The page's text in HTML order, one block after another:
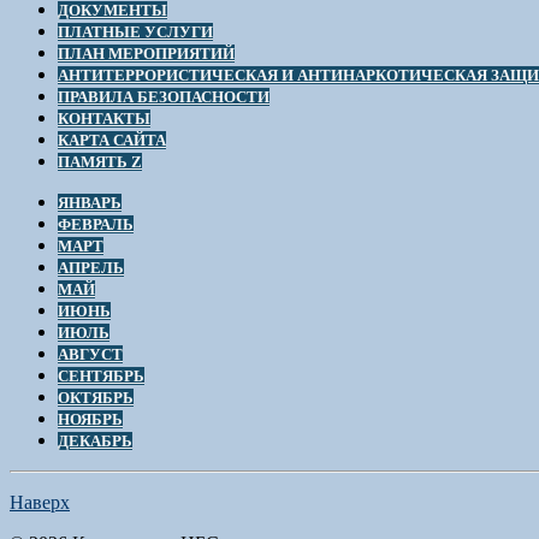
ДОКУМЕНТЫ
ПЛАТНЫЕ УСЛУГИ
ПЛАН МЕРОПРИЯТИЙ
АНТИТЕРРОРИСТИЧЕСКАЯ И АНТИНАРКОТИЧЕСКАЯ
ПРАВИЛА БЕЗОПАСНОСТИ
КОНТАКТЫ
КАРТА САЙТА
ПАМЯТЬ Z
ЯНВАРЬ
ФЕВРАЛЬ
МАРТ
АПРЕЛЬ
МАЙ
ИЮНЬ
ИЮЛЬ
АВГУСТ
СЕНТЯБРЬ
ОКТЯБРЬ
НОЯБРЬ
ДЕКАБРЬ
Наверх